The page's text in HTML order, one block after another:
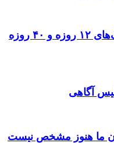
۲ عامل مهم صهیونیست‌ها در جنگ‌های ۱۲ روزه و ۴۰ روزه
آگاهی